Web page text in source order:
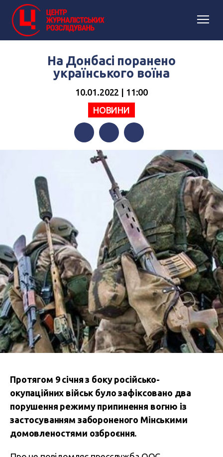
На Донбасі поранено
українського воїна
10.01.2022 | 11:00
НОВИНИ
FacebookTwitterTelegram
Протягом 9 січня з боку російсько-
окупаційних військ було зафіксовано два
порушення режиму припинення вогню із
застосуванням забороненого Мінськими
домовленостями озброєння.